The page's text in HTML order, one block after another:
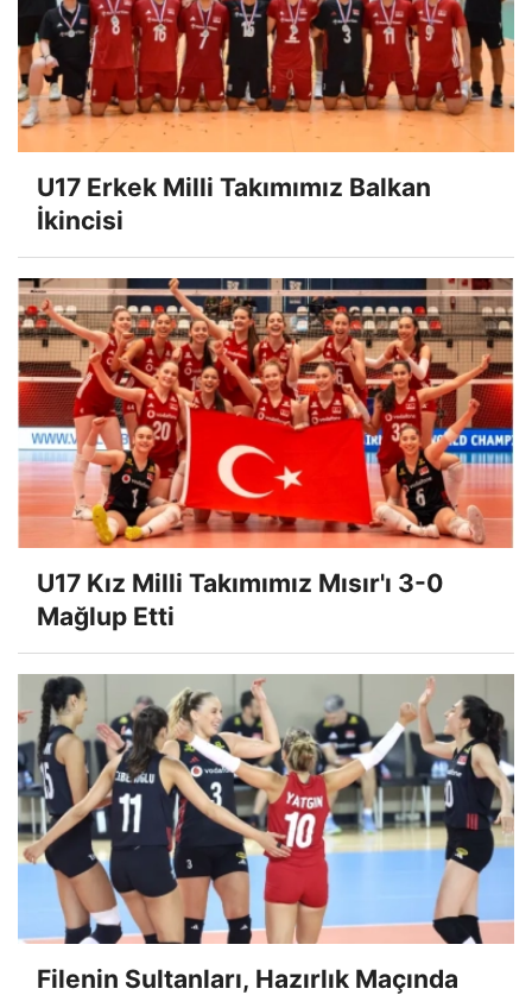
U17 Erkek Milli Takımımız Balkan
İkincisi
U17 Kız Milli Takımımız Mısır'ı 3-0
Mağlup Etti
Filenin Sultanları, Hazırlık Maçında